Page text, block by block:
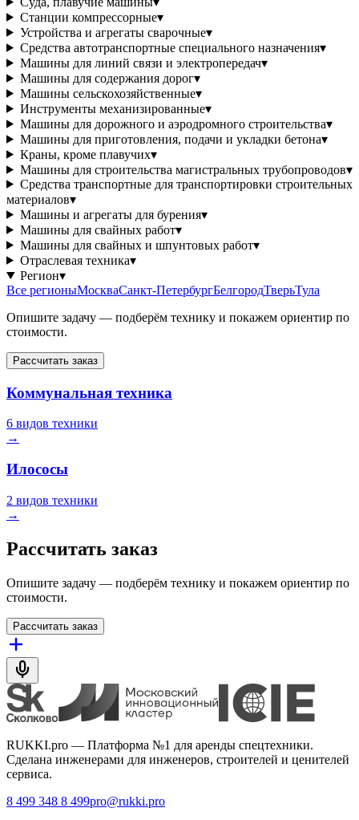
Станции компрессорные▾
Устройства и агрегаты сварочные▾
Средства автотранспортные специального назначения▾
Машины для линий связи и электропередач▾
Машины для содержания дорог▾
Машины сельскохозяйственные▾
Инструменты механизированные▾
Машины для дорожного и аэродромного строительства▾
Машины для приготовления, подачи и укладки бетона▾
Краны, кроме плавучих▾
Машины для строительства магистральных трубопроводов▾
Средства транспортные для транспортировки строительных
материалов▾
Машины и агрегаты для бурения▾
Машины для свайных работ▾
Машины для свайных и шпунтовых работ▾
Отраслевая техника▾
Регион▾
Все регионыМоскваСанкт-ПетербургБелгородТверьТула
Опишите задачу — подберём технику и покажем ориентир по
стоимости.
Рассчитать заказ
Коммунальная техника
6 видов техники
→
Илососы
2 видов техники
→
Рассчитать заказ
Опишите задачу — подберём технику и покажем ориентир по
стоимости.
Рассчитать заказ
RUKKI.pro — Платформа №1 для аренды спецтехники.
Сделана инженерами для инженеров, строителей и ценителей
сервиса.
8 499 348 8 499pro@rukki.pro